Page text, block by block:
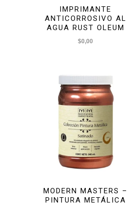
IMPRIMANTE
ANTICORROSIVO AL
AGUA RUST OLEUM
$0,00
MODERN MASTERS –
PINTURA METÁLICA